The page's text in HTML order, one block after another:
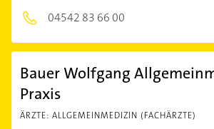
04542 83 66 00
Bauer Wolfgang
Praxis
ÄRZTE: ALLGEMEINMEDIZIN (FACHÄRZTE)